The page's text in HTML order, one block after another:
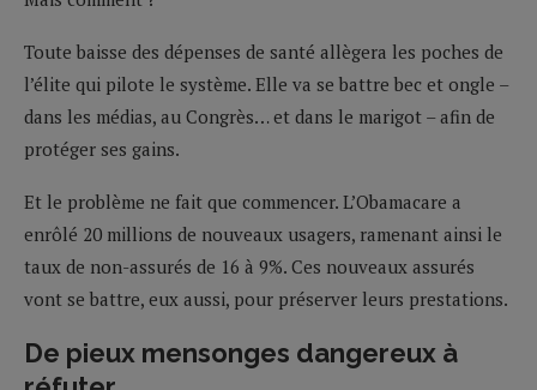
Toute baisse des dépenses de santé allègera les poches de
l’élite qui pilote le système. Elle va se battre bec et ongle –
dans les médias, au Congrès… et dans le marigot – afin de
protéger ses gains.
Et le problème ne fait que commencer. L’Obamacare a
enrôlé 20 millions de nouveaux usagers, ramenant ainsi le
taux de non-assurés de 16 à 9%. Ces nouveaux assurés
vont se battre, eux aussi, pour préserver leurs prestations.
De pieux mensonges dangereux à